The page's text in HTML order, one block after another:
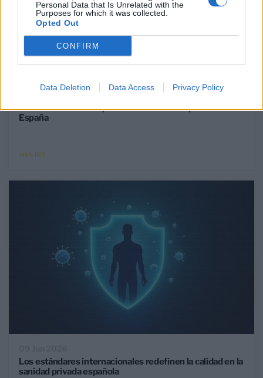
Personal Data that Is Unrelated with the
Purposes for which it was collected.
Opted Out
CONFIRM
Data Deletion Data Access Privacy Policy
24 Jun 2026
Standard” de la transparencia sanitaria hospitalaria en
España
ANÁLISIS
Los estándares internacionales redefinen la calidad en la
sanidad privada española